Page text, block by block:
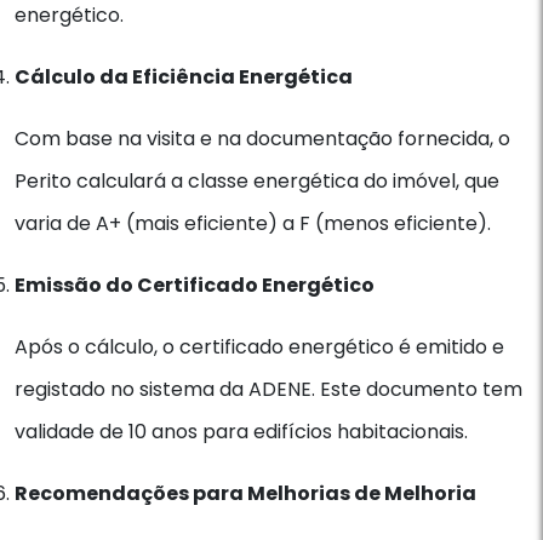
energético.
Cálculo da Eficiência Energética
Com base na visita e na documentação fornecida, o
Perito calculará a classe energética do imóvel, que
varia de A+ (mais eficiente) a F (menos eficiente).
Emissão do Certificado Energético
Após o cálculo, o certificado energético é emitido e
registado no sistema da ADENE. Este documento tem
validade de 10 anos para edifícios habitacionais.
Recomendações para Melhorias de Melhoria